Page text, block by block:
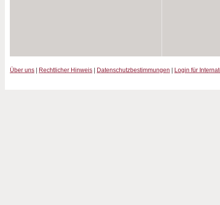
Über uns Rechtlicher Hinweis Datenschutzbestimmungen Login für